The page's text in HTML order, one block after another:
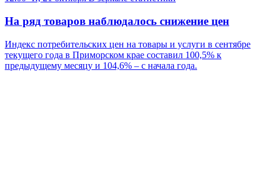
На ряд товаров наблюдалось снижение цен
Индекс потребительских цен на товары и услуги в сентябре
текущего года в Приморском крае составил 100,5% к
предыдущему месяцу и 104,6% – с начала года.